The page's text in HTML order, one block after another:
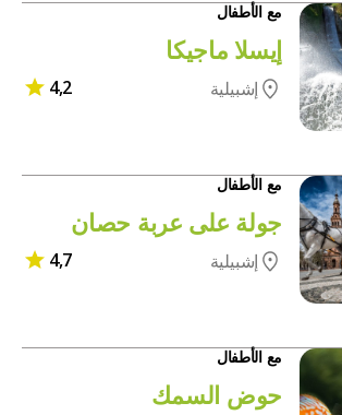
مع الأطفال
إيسلا ماجيكا
إشبيلية 4,2
مع الأطفال
جولة على عربة حصان
إشبيلية 4,7
مع الأطفال
حوض السمك